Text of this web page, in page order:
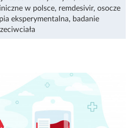
w polsce, remdesivir, osocze
eksperymentalna, badanie